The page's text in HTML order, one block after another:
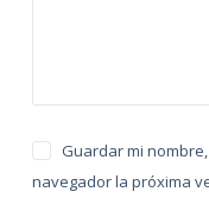
Guardar mi
navegador la próxima